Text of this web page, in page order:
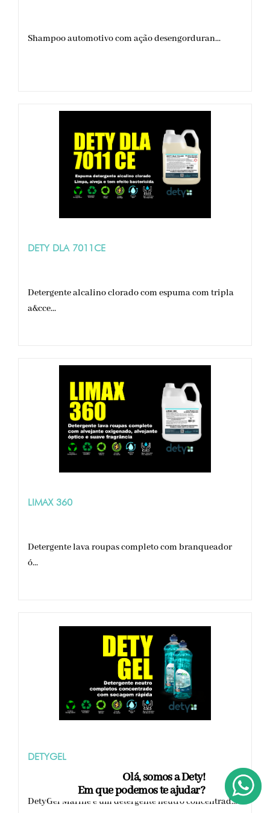
Olá, somos a Dety!
Em que podemos te ajudar?
Shampoo automotivo com ação desengorduran...
DETY DLA 7011CE
Detergente alcalino clorado com espuma com tripla
a&cce...
LIMAX 360
Detergente lava roupas completo com branqueador
ó...
DETYGEL
DetyGel Marine é um detergente neutro concentrad...